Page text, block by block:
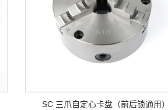
SC 三爪自定心卡盘（前后锁通用）